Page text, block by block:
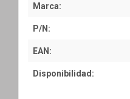
Marca:
P/N:
EAN:
Disponibilidad: